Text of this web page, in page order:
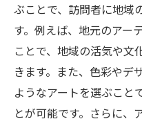
ぶことで、訪問者に地域
す。例えば、地元のアー
ことで、地域の活気や文
きます。また、色彩やデ
ようなアートを選ぶこと
とが可能です。さらに、